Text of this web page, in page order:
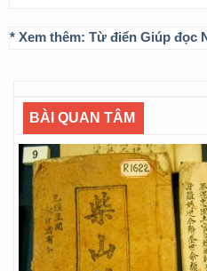
* Xem thêm: Từ điển Giúp đọc
BÀI QUAN TÂM